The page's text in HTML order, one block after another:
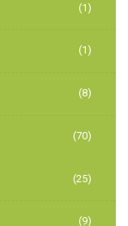
(1)
(1)
(8)
(70)
(25)
(9)